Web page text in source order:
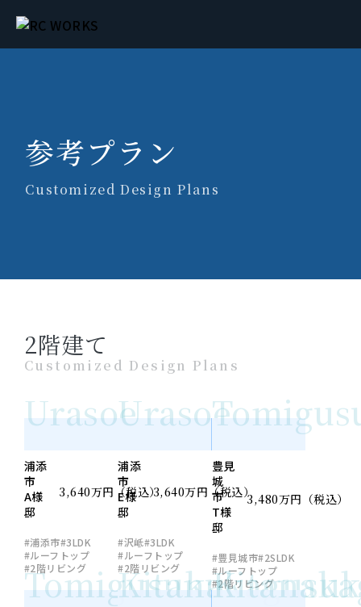
参考プラン
Customized Design Plans
2階建て
Customized Design Plans
Urasoe
浦添
市
A様
邸
3,640万円（税込）
#浦添市#3LDK
#ルーフトップ
#2階リビング
Urasoe
浦添
市
E様
邸
3,640万円（税込）
#沢岻#3LDK
#ルーフトップ
#2階リビング
豊見
城
市
T様
邸
3,480万円（税込）
#豊見城市#2SLDK
#ルーフトップ
#2階リビング
Tomigusuku